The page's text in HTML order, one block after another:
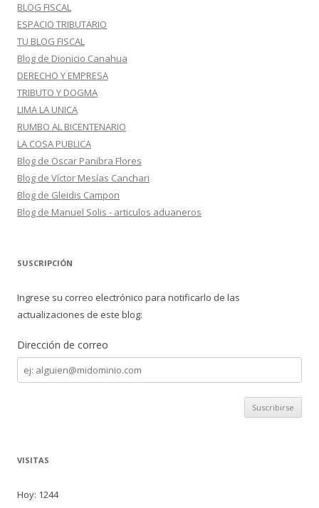
BLOG FISCAL
ESPACIO TRIBUTARIO
TU BLOG FISCAL
Blog de Dionicio Canahua
DERECHO Y EMPRESA
TRIBUTO Y DOGMA
LIMA LA UNICA
RUMBO AL BICENTENARIO
LA COSA PUBLICA
Blog de Oscar Panibra Flores
Blog de Víctor Mesías Canchari
Blog de Gleidis Campon
Blog de Manuel Solis - articulos aduaneros
SUSCRIPCIÓN
Ingrese su correo electrónico para notificarlo de las
actualizaciones de este blog:
Dirección de correo
Dirección
de
correo
VISITAS
Hoy: 1244